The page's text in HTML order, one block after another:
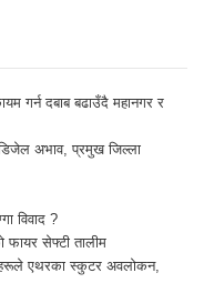
गर्न दबाब बढाउँदै महानगर र
अभाव, प्रमुख जिल्ला
विवाद ?
फायर सेफ्टी तालीम
एथरका स्कुटर अवलोकन,